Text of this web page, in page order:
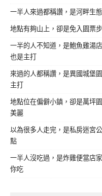
一半人來過都稱讚，是河畔生
地點有夠山上，卻是免入園票
一半的人不知道，是鮑魚雞湯
也是主打
來過的人都稱讚，是異國城堡
主打
地點位在偏僻小鎮，卻是萬坪
美麗
以為很多人走完，是私房迷宮
點
一半人沒吃過，是炸雞便當店
你吃